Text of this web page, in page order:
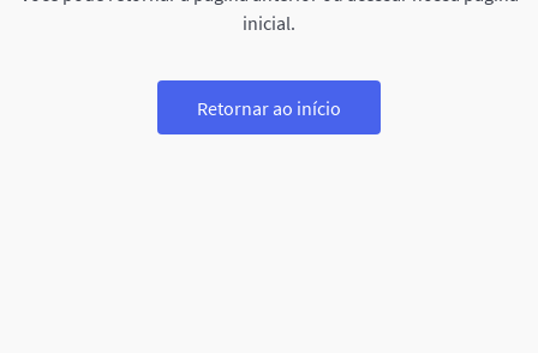
inicial.
Retornar ao início